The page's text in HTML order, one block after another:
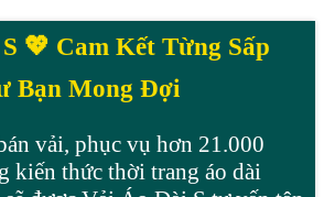
💖 Cam Kết Từng Sấp
Bạn Mong Đợi
vải, phục vụ hơn 21.000
kiến thức thời trang áo dài